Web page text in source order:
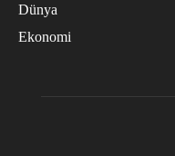
Dünya
Ekonomi